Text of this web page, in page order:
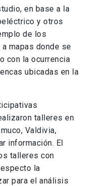
en base a la
y otros
de los
mapas donde se
con la ocurrencia
ubicadas en la
talleres en
Valdivia,
información. El
talleres con
la
para el análisis